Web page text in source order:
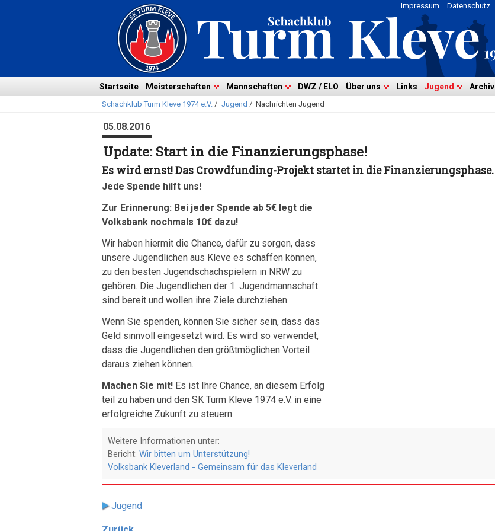
überspringen
Datenschutz
Impressum
Startseite Meisterschaften Mannschaften DWZ / ELO Über uns Links Jugend Archiv
Schachklub Turm Kleve 1974 e.V. / Jugend / Nachrichten Jugend
05.08.2016
Update: Start in die Finanzierungsphase!
Es wird ernst! Das Crowdfunding-Projekt startet in die Finanzierungsphase.
Jede Spende hilft uns!
Zur Erinnerung: Bei jeder Spende ab 5€ legt die
Volksbank nochmals 10€ dazu!
Wir haben hiermit die Chance, dafür zu sorgen, dass
unsere Jugendlichen aus Kleve es schaffen können,
zu den besten Jugendschachspielern in NRW zu
gehören. Die Jugendlichen der 1. Jugendmannschaft
sind bereit und wollen ihre Ziele durchziehen.
Wenn Sie spenden, können Sie sicher sein, dass das
Geld sinnvoll eingesetzt wird. Es wird so verwendet,
dass die Jugendlichen den größtmöglichen Vorteil
daraus ziehen können.
Machen Sie mit! Es ist Ihre Chance, an diesem Erfolg
teil zu haben und den SK Turm Kleve 1974 e.V. in eine
erfolgreiche Zukunft zu steuern.
Weitere Informationen unter:
Bericht: Wir bitten um Unterstützung!
Volksbank Kleverland - Gemeinsam für das Kleverland
Jugend